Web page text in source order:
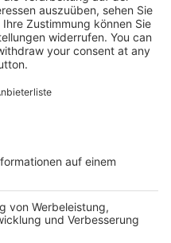
bis zu 14 Tage nach
Deutschlands).
Hilfe eines SSL-